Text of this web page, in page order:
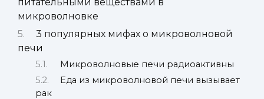
микроволновке
3 популярных мифах о микроволновой
печи
Микроволновые печи радиоактивны
Еда из микроволновой печи вызывает
рак